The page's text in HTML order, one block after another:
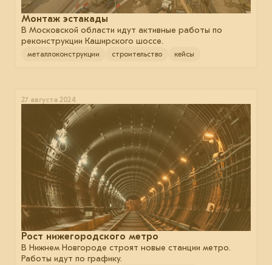
Монтаж эстакады
В Московской области идут активные работы по
реконструкции Каширского шоссе.
металлоконструкции строительство кейсы
27 августа 2024
Рост нижегородского метро
В Нижнем Новгороде строят новые станции метро.
Работы идут по графику.